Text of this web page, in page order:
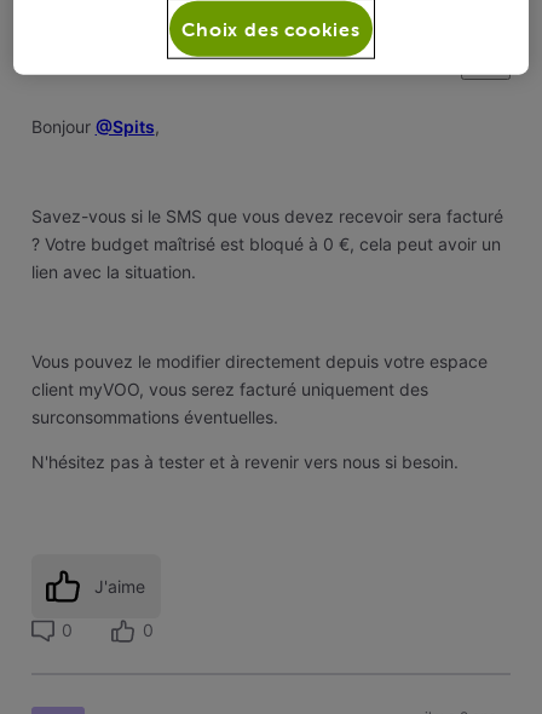
Officiel VOO • 2.4K messages
Bonjour @Spits,
Savez-vous si le SMS que vous devez recevoir sera facturé
? Votre budget maîtrisé est bloqué à 0 €, cela peut avoir un
lien avec la situation.
Vous pouvez le modifier directement depuis votre espace
client myVOO, vous serez facturé uniquement des
surconsommations éventuelles.
N'hésitez pas à tester et à revenir vers nous si besoin.
J'aime
0 0
Choix des cookies